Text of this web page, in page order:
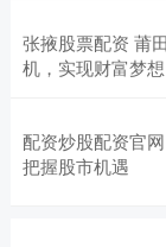
张掖股票配资 莆
机，实现财富梦想
配资炒股配资官
把握股市机遇